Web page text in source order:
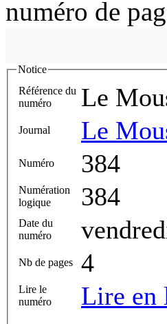
numéro de
Notice
Référence du
numéro
Le
Journal Le
Numéro 384
Numération
logique
384
Date du
numéro
Nb de pages 4
Lire le
numéro
Lire en